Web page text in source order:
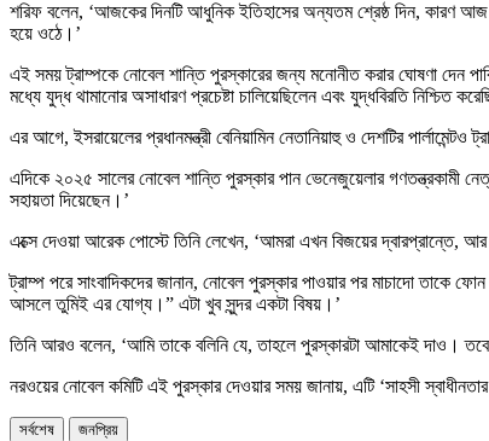
শরিফ বলেন, ‘আজকের দিনটি আধুনিক ইতিহাসের অন্যতম শ্রেষ্ঠ দিন, কারণ আজ
হয়ে ওঠে।’
এই সময় ট্রাম্পকে নোবেল শান্তি পুরস্কারের জন্য মনোনীত করার ঘোষণা দেন
মধ্যে যুদ্ধ থামানোর অসাধারণ প্রচেষ্টা চালিয়েছিলেন এবং যুদ্ধবিরতি
এর আগে, ইসরায়েলের প্রধানমন্ত্রী বেনিয়ামিন নেতানিয়াহু ও দেশটির
এদিকে ২০২৫ সালের নোবেল শান্তি পুরস্কার পান ভেনেজুয়েলার গণতন্ত্রকামী
সহায়তা দিয়েছেন।’
এক্সে দেওয়া আরেক পোস্টে তিনি লেখেন, ‘আমরা এখন বিজয়ের দ্বারপ্রান্তে,
ট্রাম্প পরে সাংবাদিকদের জানান, নোবেল পুরস্কার পাওয়ার পর মাচাদো
আসলে তুমিই এর যোগ্য।” এটা খুব সুন্দর একটা বিষয়।’
তিনি আরও বলেন, ‘আমি তাকে বলিনি যে, তাহলে পুরস্কারটা আমাকেই দাও।
নরওয়ের নোবেল কমিটি এই পুরস্কার দেওয়ার সময় জানায়, এটি ‘সাহসী
সর্বশেষ জনপ্রিয়